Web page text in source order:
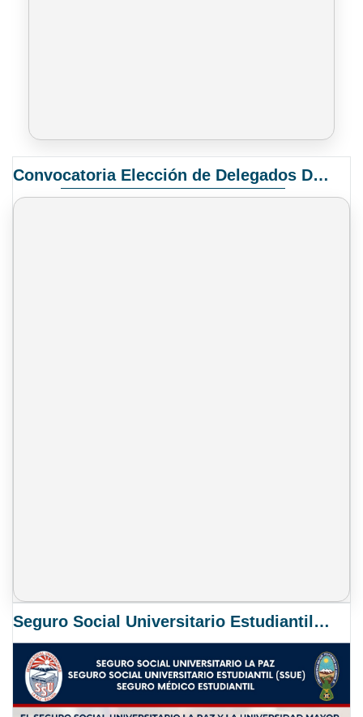
Convocatoria Elección de Delegados Docentes para el XIV Congreso Nacional de Universidades
Seguro Social Universitario Estudiantil SSUE